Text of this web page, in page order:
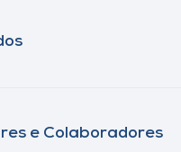
e Colaboradores